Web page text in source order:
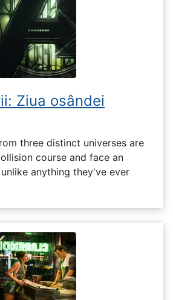
Ziua osândei
three distinct universes are
course and face an
anything they've ever